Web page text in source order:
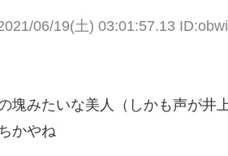
06/19(土) 03:01:57.13
塊みたいな美人（しかも声が井
かやね